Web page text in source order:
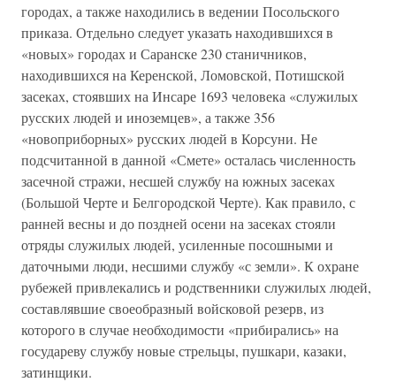
городах, а также находились в ведении Посольского
приказа. Отдельно следует указать находившихся в
«новых» городах и Саранске 230 станичников,
находившихся на Керенской, Ломовской, Потишской
засеках, стоявших на Инсаре 1693 человека «служилых
русских людей и иноземцев», а также 356
«новоприборных» русских людей в Корсуни. Не
подсчитанной в данной «Смете» осталась численность
засечной стражи, несшей службу на южных засеках
(Большой Черте и Белгородской Черте). Как правило, с
ранней весны и до поздней осени на засеках стояли
отряды служилых людей, усиленные посошными и
даточными люди, несшими службу «с земли». К охране
рубежей привлекались и родственники служилых людей,
составлявшие своеобразный войсковой резерв, из
которого в случае необходимости «прибирались» на
государеву службу новые стрельцы, пушкари, казаки,
затинщики.